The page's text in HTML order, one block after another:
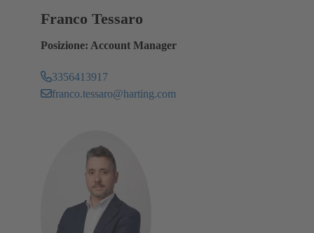
Franco Tessaro
Posizione: Account Manager
3356413917
franco.tessaro@harting.com